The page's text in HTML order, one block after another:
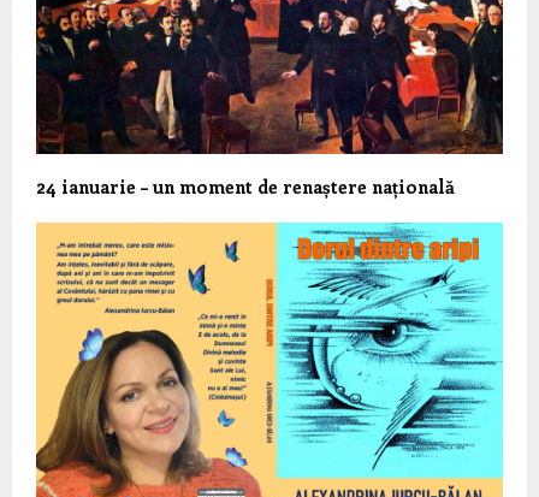
24 ianuarie – un moment de renaștere națională